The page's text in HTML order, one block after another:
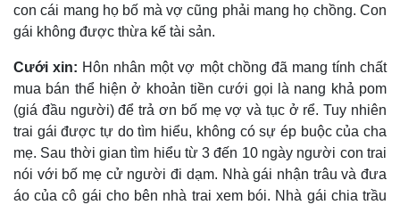
con cái mang họ bố mà vợ cũng phải mang họ chồng. Con
gái không được thừa kế tài sản.
Cưới xin: Hôn nhân một vợ một chồng đã mang tính chất
mua bán thể hiện ở khoản tiền cưới gọi là nang khả pom
(giá đầu người) để trả ơn bố mẹ vợ và tục ở rể. Tuy nhiên
trai gái được tự do tìm hiểu, không có sự ép buộc của cha
mẹ. Sau thời gian tìm hiểu từ 3 đến 10 ngày người con trai
nói với bố mẹ cử người đi dạm. Nhà gái nhận trâu và đưa
áo của cô gái cho bên nhà trai xem bói. Nhà gái chia trầu